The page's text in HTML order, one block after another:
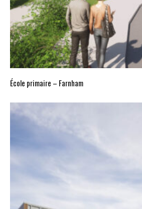
École primaire – Farnham